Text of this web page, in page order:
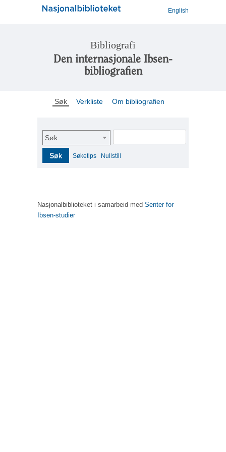
English
Bibliografi
Den internasjonale Ibsen-
bibliografien
Søk Verkliste Om bibliografien
Søk
Søk Søketips Nullstill
Nasjonalbiblioteket i samarbeid med Senter for
Ibsen-studier